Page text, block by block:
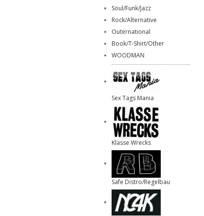
Soul/Funk/Jazz
Rock/Alternative
Outernational
Book/T-Shirt/Other
WOODMAN
Sex Tags Mania
Klasse Wrecks
Safe Distro/Regelbau